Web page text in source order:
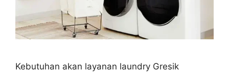
Kebutuhan akan layanan laundry Gresik